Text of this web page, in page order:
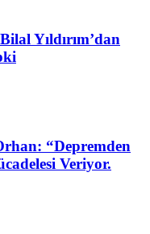
Yıldırım’dan
“Depremden
Veriyor.